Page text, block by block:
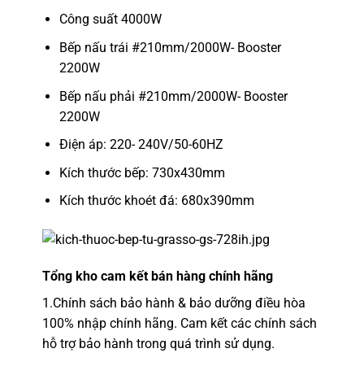
Công suất 4000W
Bếp nấu trái #210mm/2000W- Booster
2200W
Bếp nấu phải #210mm/2000W- Booster
2200W
Điện áp: 220- 240V/50-60HZ
Kích thước bếp: 730x430mm
Kích thước khoét đá: 680x390mm
Tổng kho cam kết bán hàng chính hãng
1.Chính sách bảo hành & bảo dưỡng điều hòa
100% nhập chính hãng. Cam kết các chính sách
hỗ trợ bảo hành trong quá trình sử dụng.